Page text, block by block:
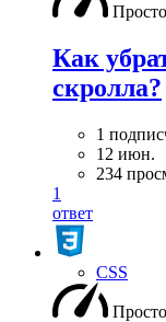
Как
скролла?
1
12 июн.
234
1
ответ
CSS